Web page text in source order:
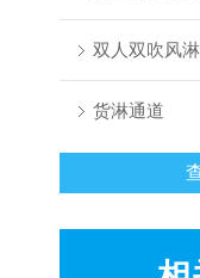
双人双吹风
货淋通道